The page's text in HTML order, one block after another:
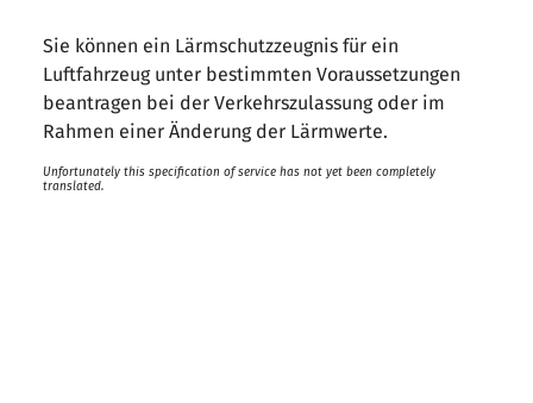
Sie können ein Lärmschutzzeugnis für ein
Luftfahrzeug unter bestimmten Voraussetzungen
beantragen bei der Verkehrszulassung oder im
Rahmen einer Änderung der Lärmwerte.
Unfortunately this specification of service has not yet been completely
translated.